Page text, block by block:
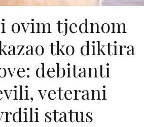
ovim tjednom
tko diktira
debitanti
veterani
status